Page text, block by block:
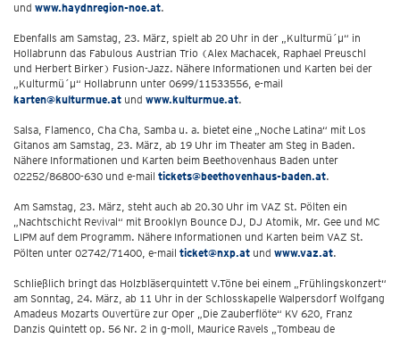
und www.haydnregion-noe.at.
Ebenfalls am Samstag, 23. März, spielt ab 20 Uhr in der „Kulturmü´µ“ in
Hollabrunn das Fabulous Austrian Trio (Alex Machacek, Raphael Preuschl
und Herbert Birker) Fusion-Jazz. Nähere Informationen und Karten bei der
„Kulturmü´µ“ Hollabrunn unter 0699/11533556, e-mail
karten@kulturmue.at und www.kulturmue.at.
Salsa, Flamenco, Cha Cha, Samba u. a. bietet eine „Noche Latina“ mit Los
Gitanos am Samstag, 23. März, ab 19 Uhr im Theater am Steg in Baden.
Nähere Informationen und Karten beim Beethovenhaus Baden unter
02252/86800-630 und e-mail tickets@beethovenhaus-baden.at.
Am Samstag, 23. März, steht auch ab 20.30 Uhr im VAZ St. Pölten ein
„Nachtschicht Revival“ mit Brooklyn Bounce DJ, DJ Atomik, Mr. Gee und MC
LIPM auf dem Programm. Nähere Informationen und Karten beim VAZ St.
Pölten unter 02742/71400, e-mail ticket@nxp.at und www.vaz.at.
Schließlich bringt das Holzbläserquintett V.Töne bei einem „Frühlingskonzert“
am Sonntag, 24. März, ab 11 Uhr in der Schlosskapelle Walpersdorf Wolfgang
Amadeus Mozarts Ouvertüre zur Oper „Die Zauberflöte“ KV 620, Franz
Danzis Quintett op. 56 Nr. 2 in g-moll, Maurice Ravels „Tombeau de